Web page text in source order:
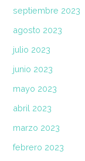
septiembre 2023
agosto 2023
julio 2023
junio 2023
mayo 2023
abril 2023
marzo 2023
febrero 2023